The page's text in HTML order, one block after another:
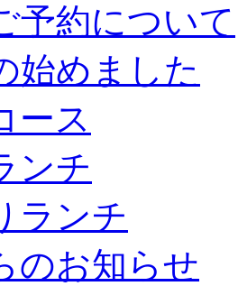
予約について
始めました
ース
ンチ
ランチ
のお知らせ